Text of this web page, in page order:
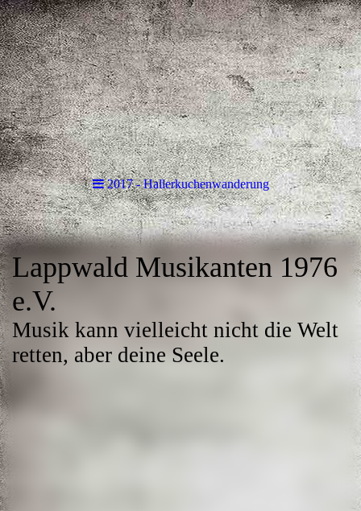
2017 - Hallerkuchenwanderung
Lappwald Musikanten 1976
e.V.
Musik kann vielleicht nicht die Welt
retten, aber deine Seele.